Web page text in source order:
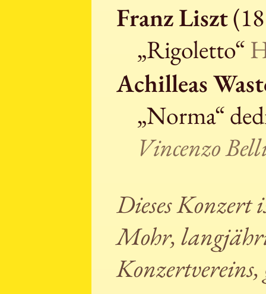
Franz Liszt
„Rigoletto“
Achilleas
„Norma“
Vincenzo
Dieses
Mohr,